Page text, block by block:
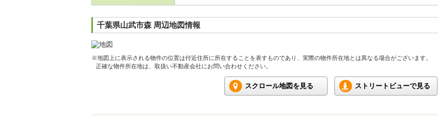
千葉県山武市森 周辺地図情報
※地図上に表示される物件の位置は付近住所に所在することを表すものであり、実際の物件所在地とは異なる場合がございます。
正確な物件所在地は、取扱い不動産会社にお問い合わせください。
スクロール地図を見る ストリートビューで見る